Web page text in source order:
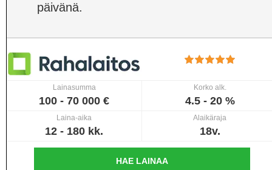
päivänä.
Lainasumma
100 - 70 000 €
Korko alk.
4.5 - 20 %
Laina-aika
12 - 180 kk.
Alaikäraja
18v.
HAE LAINAA